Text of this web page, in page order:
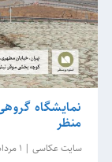
منظر
سایت عکاسی | 1 مرداد 1405